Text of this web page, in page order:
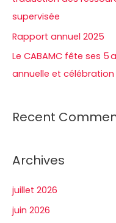
:
supervisée
Rapport annuel 2025
Le CABAMC fête ses 5
annuelle et célébration
Recent
Archives
juillet 2026
juin 2026